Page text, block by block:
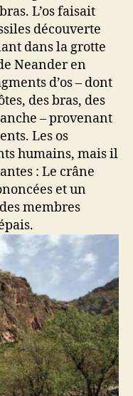
L’os faisait
découverte
dans la grotte
Neander en
d’os – dont
des bras, des
– provenant
Les os
humains, mais il
: Le crâne
et un
membres